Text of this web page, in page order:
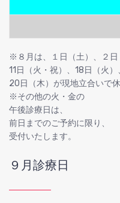
※８月は、１日（土）、２日
11日（火・祝）、18日（火）
20日（木）が現地立合いで休
※その他の火・金の
午後診療日は、
前日までのご予約に限り、
受付いたします。
９月診療日